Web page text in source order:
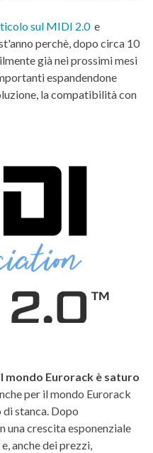
sul MIDI 2.0 e
perchè, dopo circa 10
già nei prossimi mesi
espandendone
la compatibilità con
mondo Eurorack è saturo
per il mondo Eurorack
stanca. Dopo
una crescita esponenziale
anche dei prezzi,